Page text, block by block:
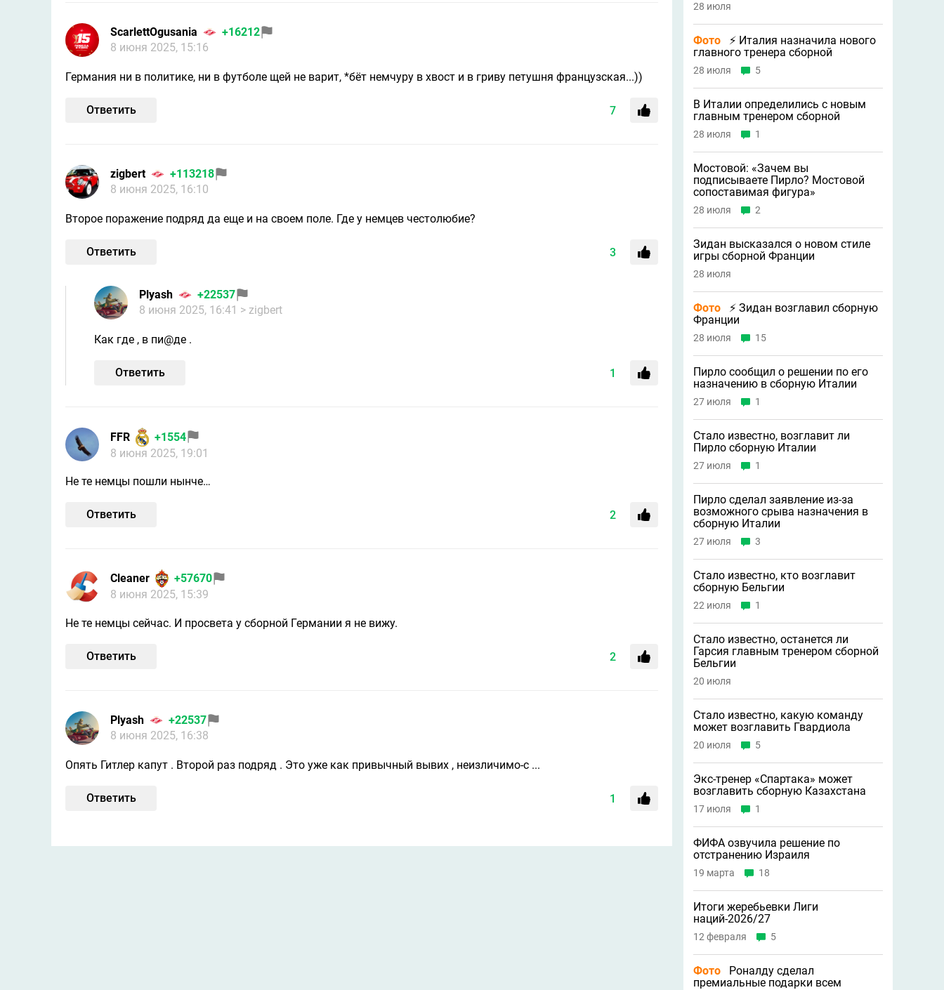
ScarlettOgusania
+16212
8 июня 2025, 15:16
Германия ни в политике, ни в футболе щей не варит, *бёт немчуру в хвост и в гриву петушня французская...))
Ответить 7
zigbert
+113218
8 июня 2025, 16:10
Второе поражение подряд да еще и на своем поле. Где у немцев честолюбие?
Ответить 3
Plyash
+22537
8 июня 2025, 16:41 > zigbert
Как где , в пи@де .
Ответить 1
FFR
+1554
8 июня 2025, 19:01
Не те немцы пошли нынче…
Ответить 2
Cleaner
+57670
8 июня 2025, 15:39
Не те немцы сейчас. И просвета у сборной Германии я не вижу.
Ответить 2
Plyash
+22537
8 июня 2025, 16:38
Опять Гитлер капут . Второй раз подряд . Это уже как привычный вывих , неизличимо-с ...
Ответить 1
28 июля
Фото
⚡ Италия назначила нового
главного тренера сборной
28 июля 5
В Италии определились с новым
главным тренером сборной
28 июля 1
Мостовой: «Зачем вы
подписываете Пирло? Мостовой
сопоставимая фигура»
28 июля 2
Зидан высказался о новом стиле
игры сборной Франции
28 июля
Фото
⚡ Зидан возглавил сборную
Франции
28 июля 15
Пирло сообщил о решении по его
назначению в сборную Италии
27 июля 1
Стало известно, возглавит ли
Пирло сборную Италии
27 июля 1
Пирло сделал заявление из-за
возможного срыва назначения в
сборную Италии
27 июля 3
Стало известно, кто возглавит
сборную Бельгии
22 июля 1
Стало известно, останется ли
Гарсия главным тренером сборной
Бельгии
20 июля
Стало известно, какую команду
может возглавить Гвардиола
20 июля 5
Экс-тренер «Спартака» может
возглавить сборную Казахстана
17 июля 1
ФИФА озвучила решение по
отстранению Израиля
19 марта 18
Итоги жеребьевки Лиги
наций-2026/27
12 февраля 5
Фото
Роналду сделал
премиальные подарки всем